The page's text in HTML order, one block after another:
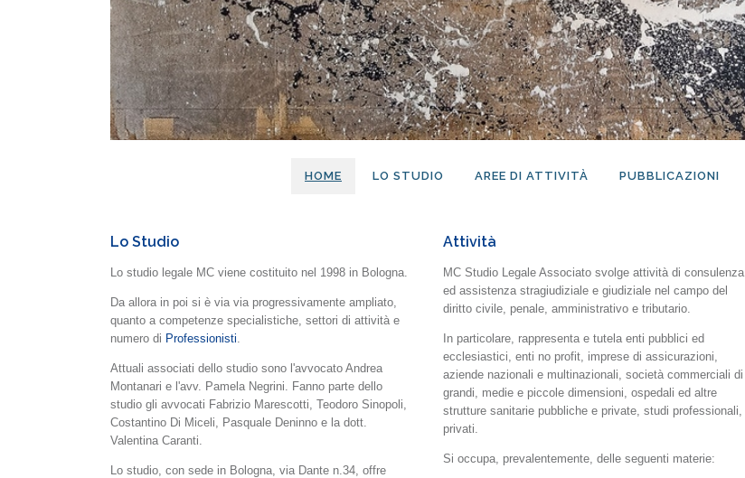
HOME LO STUDIO AREE DI ATTIVITÀ PUBBLICAZIONI
Lo Studio
Lo studio legale MC viene costituito nel 1998 in Bologna.
Da allora in poi si è via via progressivamente ampliato,
quanto a competenze specialistiche, settori di attività e
numero di Professionisti
Attuali associati dello studio sono l'avvocato Andrea
Montanari e l'avv. Pamela Negrini. Fanno parte dello
studio gli avvocati Fabrizio Marescotti, Teodoro Sinopoli,
Costantino Di Miceli, Pasquale Deninno e la dott.
Valentina Caranti.
Lo studio, con sede in Bologna, via Dante n.34, offre
Attività
MC Studio Legale Associato svolge attività di consulenza
ed assistenza stragiudiziale e giudiziale nel campo del
diritto civile, penale, amministrativo e tributario.
In particolare, rappresenta e tutela enti pubblici ed
ecclesiastici, enti no profit, imprese di assicurazioni,
aziende nazionali e multinazionali, società commerciali di
grandi, medie e piccole dimensioni,ospedali ed altre
strutture sanitarie pubbliche e private,studi professionali,
privati.
Si occupa, prevalentemente, delle seguenti materie: